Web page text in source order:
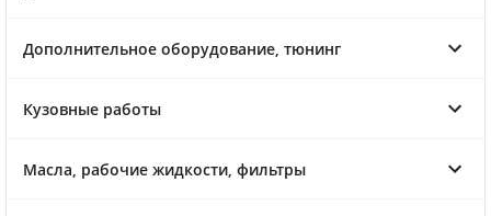
Дополнительное оборудование, тюнинг
Кузовные работы
Масла, рабочие жидкости, фильтры